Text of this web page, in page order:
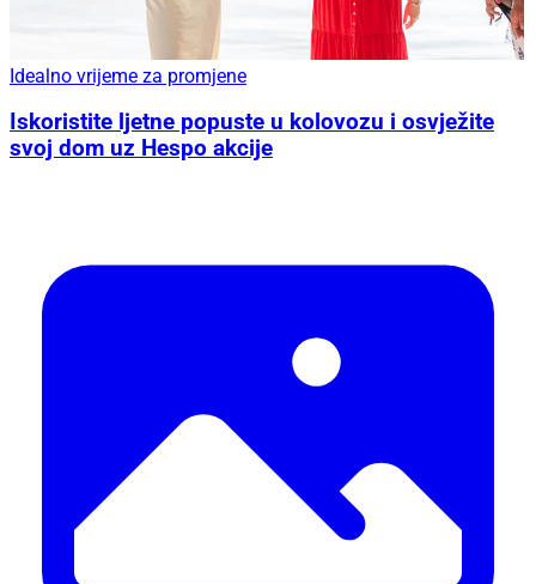
Idealno vrijeme za promjene
Iskoristite ljetne popuste u kolovozu i osvježite
svoj dom uz Hespo akcije